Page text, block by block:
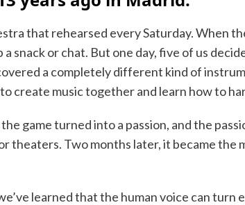
that rehearsed every Saturday. When
snack or chat. But one day, five of us
a completely different kind of
create music together and learn how to
game turned into a passion, and the
theaters. Two months later, it became
learned that the human voice can